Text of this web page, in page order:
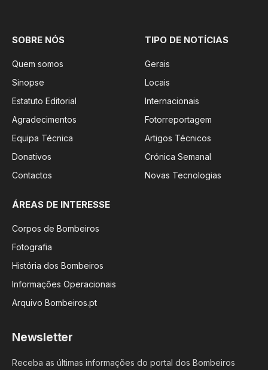
SOBRE NÓS
Quem somos
Sinopse
Estatuto Editorial
Agradecimentos
Equipa Técnica
Donativos
Contactos
TIPO DE NOTÍCIAS
Gerais
Locais
Internacionais
Fotorreportagem
Artigos Técnicos
Crónica Semanal
Novas Tecnologias
ÁREAS DE INTERESSE
Corpos de Bombeiros
Fotografia
História dos Bombeiros
Informações Operacionais
Arquivo Bombeiros.pt
Newsletter
Receba as últimas informações do portal dos Bombeiros